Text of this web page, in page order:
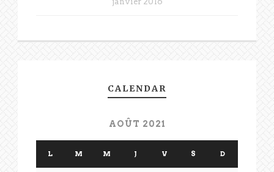
CALENDAR
AOÛT 2021
L M M J V S D